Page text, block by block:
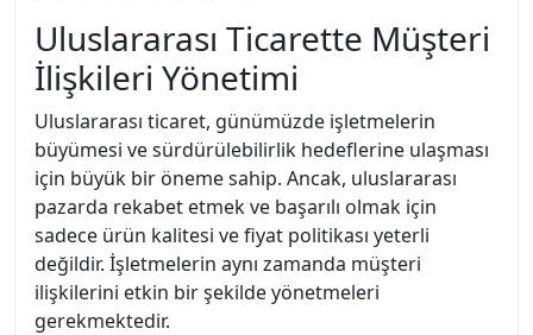
Uluslararası Ticarette Müşteri
İlişkileri Yönetimi
Uluslararası ticaret, günümüzde işletmelerin
büyümesi ve sürdürülebilirlik hedeflerine ulaşması
için büyük bir öneme sahip. Ancak, uluslararası
pazarda rekabet etmek ve başarılı olmak için
sadece ürün kalitesi ve fiyat politikası yeterli
değildir. İşletmelerin aynı zamanda müşteri
ilişkilerini etkin bir şekilde yönetmeleri
gerekmektedir.